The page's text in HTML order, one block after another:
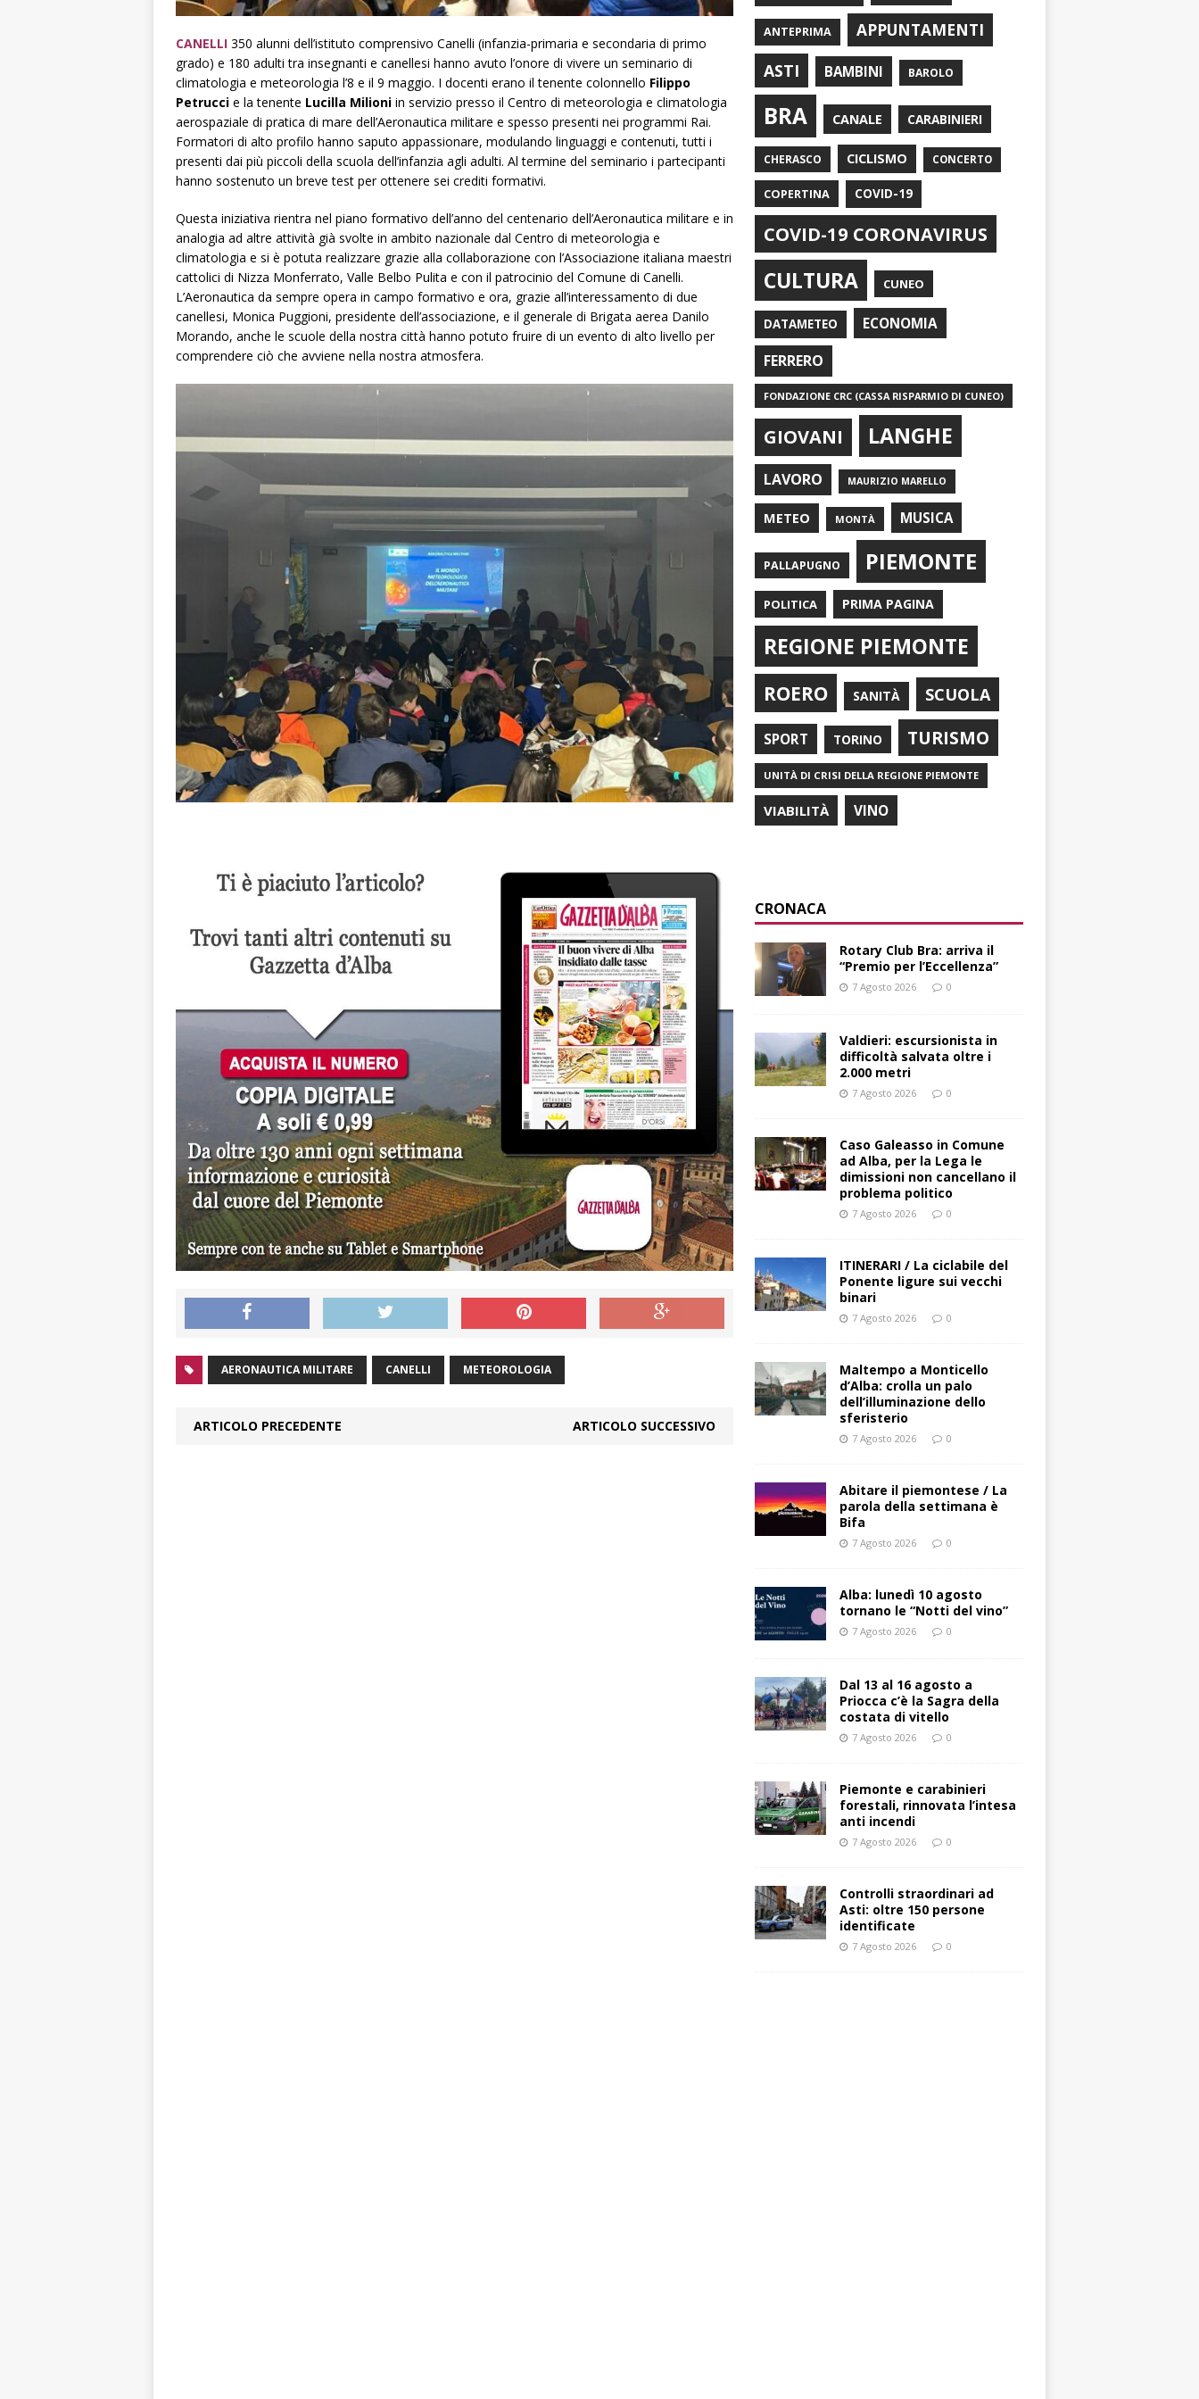
CANELLI 350 alunni dell’istituto comprensivo Canelli (infanzia-primaria e secondaria di primo
grado) e 180 adulti tra insegnanti e canellesi hanno avuto l’onore di vivere un seminario di
climatologia e meteorologia l’8 e il 9 maggio. I docenti erano il tenente colonnello Filippo
Petrucci e la tenente Lucilla Milioni in servizio presso il Centro di meteorologia e climatologia
aerospaziale di pratica di mare dell’Aeronautica militare e spesso presenti nei programmi Rai.
Formatori di alto profilo hanno saputo appassionare, modulando linguaggi e contenuti, tutti i
presenti dai più piccoli della scuola dell’infanzia agli adulti. Al termine del seminario i partecipanti
hanno sostenuto un breve test per ottenere sei crediti formativi.
Questa iniziativa rientra nel piano formativo dell’anno del centenario dell’Aeronautica militare e in
analogia ad altre attività già svolte in ambito nazionale dal Centro di meteorologia e
climatologia e si è potuta realizzare grazie alla collaborazione con l’Associazione italiana maestri
cattolici di Nizza Monferrato, Valle Belbo Pulita e con il patrocinio del Comune di Canelli.
L’Aeronautica da sempre opera in campo formativo e ora, grazie all’interessamento di due
canellesi, Monica Puggioni, presidente dell’associazione, e il generale di Brigata aerea Danilo
Morando, anche le scuole della nostra città hanno potuto fruire di un evento di alto livello per
comprendere ciò che avviene nella nostra atmosfera.
AERONAUTICA MILITARE CANELLI METEOROLOGIA
ARTICOLO PRECEDENTE ARTICOLO SUCCESSIVO
ANTEPRIMA
APPUNTAMENTI
ASTI
BAMBINI BAROLO
BRA CANALE CARABINIERI
CHERASCO CICLISMO CONCERTO
COPERTINA COVID-19
COVID-19 CORONAVIRUS
CULTURA CUNEO
DATAMETEO ECONOMIA
FERRERO
FONDAZIONE CRC (CASSA RISPARMIO DI CUNEO)
GIOVANI LANGHE
LAVORO MAURIZIO MARELLO
METEO MONTÀ MUSICA
PALLAPUGNO PIEMONTE
POLITICA PRIMA PAGINA
REGIONE PIEMONTE
ROERO SANITÀ SCUOLA
SPORT TORINO TURISMO
UNITÀ DI CRISI DELLA REGIONE PIEMONTE
VIABILITÀ VINO
CRONACA
Rotary Club Bra: arriva il
“Premio per l’Eccellenza”
7 Agosto 2026 0
Valdieri: escursionista in
difficoltà salvata oltre i
2.000 metri
7 Agosto 2026 0
Caso Galeasso in Comune
ad Alba, per la Lega le
dimissioni non cancellano il
problema politico
7 Agosto 2026 0
ITINERARI / La ciclabile del
Ponente ligure sui vecchi
binari
7 Agosto 2026 0
Maltempo a Monticello
d’Alba: crolla un palo
dell’illuminazione dello
sferisterio
7 Agosto 2026 0
Abitare il piemontese / La
parola della settimana è
Bifa
7 Agosto 2026 0
Alba: lunedì 10 agosto
tornano le “Notti del vino”
7 Agosto 2026 0
Dal 13 al 16 agosto a
Priocca c’è la Sagra della
costata di vitello
7 Agosto 2026 0
Piemonte e carabinieri
forestali, rinnovata l’intesa
anti incendi
7 Agosto 2026 0
Controlli straordinari ad
Asti: oltre 150 persone
identificate
7 Agosto 2026 0